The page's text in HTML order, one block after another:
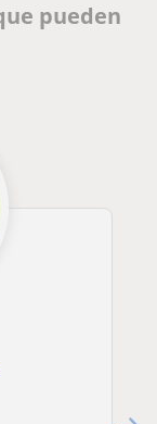
pueden